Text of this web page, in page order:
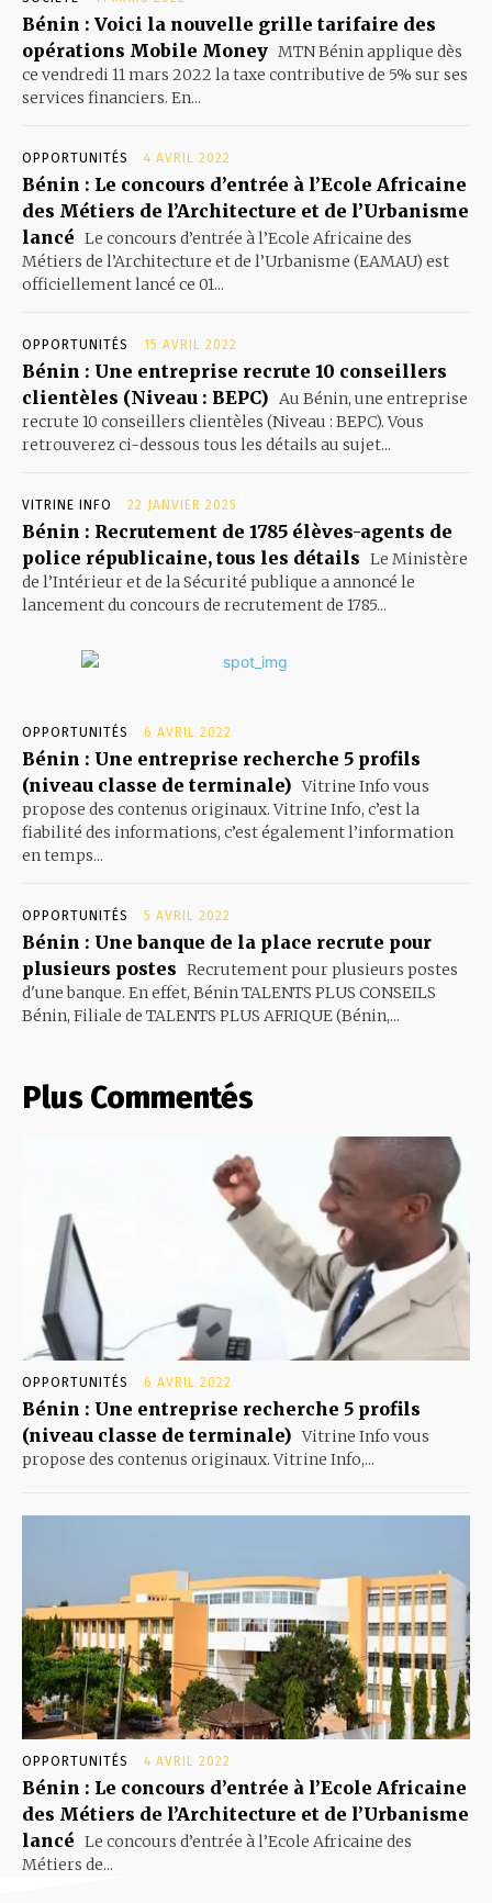
Bénin : Voici la nouvelle grille tarifaire des
opérations Mobile Money MTN Bénin applique dès
ce vendredi 11 mars 2022 la taxe contributive de 5% sur ses
services financiers. En...
OPPORTUNITÉS 4 AVRIL 2022
Bénin : Le concours d’entrée à l’Ecole Africaine
des Métiers de l’Architecture et de l’Urbanisme
lancé Le concours d’entrée à l’Ecole Africaine des
Métiers de l’Architecture et de l’Urbanisme (EAMAU) est
officiellement lancé ce 01...
OPPORTUNITÉS 15 AVRIL 2022
Bénin : Une entreprise recrute 10 conseillers
clientèles (Niveau : BEPC) Au Bénin, une entreprise
recrute 10 conseillers clientèles (Niveau : BEPC). Vous
retrouverez ci-dessous tous les détails au sujet...
VITRINE INFO 22 JANVIER 2025
Bénin : Recrutement de 1785 élèves-agents de
police républicaine, tous les détails Le Ministère
de l’Intérieur et de la Sécurité publique a annoncé le
lancement du concours de recrutement de 1785...
OPPORTUNITÉS 6 AVRIL 2022
Bénin : Une entreprise recherche 5 profils
(niveau classe de terminale) Vitrine Info vous
propose des contenus originaux. Vitrine Info, c’est la
fiabilité des informations, c’est également l’information
en temps...
OPPORTUNITÉS 5 AVRIL 2022
Bénin : Une banque de la place recrute pour
plusieurs postes Recrutement pour plusieurs postes
d'une banque. En effet, Bénin TALENTS PLUS CONSEILS
Bénin, Filiale de TALENTS PLUS AFRIQUE (Bénin,...
Plus Commentés
OPPORTUNITÉS 6 AVRIL 2022
Bénin : Une entreprise recherche 5 profils
(niveau classe de terminale) Vitrine Info vous
propose des contenus originaux. Vitrine Info,...
OPPORTUNITÉS 4 AVRIL 2022
Bénin : Le concours d’entrée à l’Ecole Africaine
des Métiers de l’Architecture et de l’Urbanisme
lancé Le concours d’entrée à l’Ecole Africaine des
Métiers de...